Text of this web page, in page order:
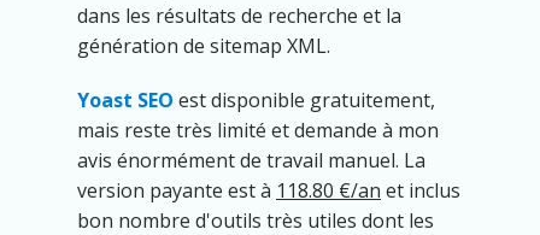
dans les résultats de recherche et la
génération de sitemap XML.
Yoast SEO est disponible gratuitement,
mais reste très limité et demande à mon
avis énormément de travail manuel. La
version payante est à 118.80 €/an et inclus
bon nombre d'outils très utiles dont les